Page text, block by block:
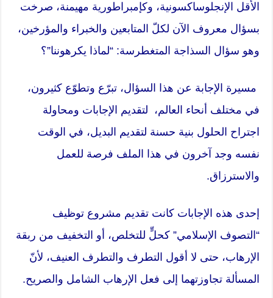
الأقل الإنجلوساكسونية، وكإمبراطورية مهيمنة، صرخت
بسؤال معروف الآن لكلّ المتابعين والخبراء والمؤرخين،
وهو سؤال السذاجة المتغطرسة: “لماذا يكرهوننا”؟
مسيرة الإجابة عن هذا السؤال، تبرّع وتطوّع كثيرون،
في مختلف أنحاء العالم، لتقديم الإجابات ومحاولة
اجتراح الحلول بنية حسنة لتقديم البديل، في الوقت
نفسه وجد آخرون في هذا الملف فرصة للعمل
والاسترزاق.
إحدى هذه الإجابات كانت تقديم مشروع توظيف
“ التصوف الإسلامي” كحلٍّ للتخلص، أو التخفيف من ربقة
الإرهاب، حتى لا أقول التطرف والتطرف العنيف، لأنّ
المسألة تجاوزتهما إلى فعل الإرهاب الشامل والصريح.